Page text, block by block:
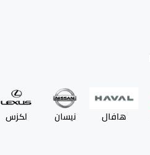
هافال نيسان لكزس